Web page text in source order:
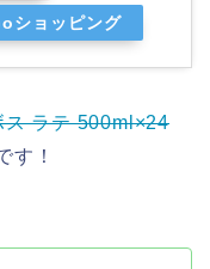
ショッピング
ス ラテ 500ml×24
す！